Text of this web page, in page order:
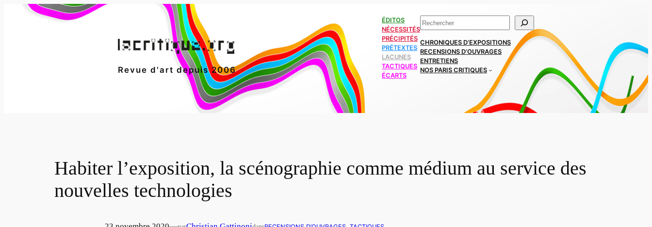
Revue d'art depuis 2006
ÉDITOS
NÉCESSITÉS
PRÉCIPITÉS
PRÉTEXTES
LACUNES
TACTIQUES
ÉCARTS
Rechercher
CHRONIQUES D’EXPOSITIONS
RECENSIONS D’OUVRAGES
ENTRETIENS
NOS PARIS CRITIQUES
Habiter l’exposition, la scénographie comme médium au service des
nouvelles technologies